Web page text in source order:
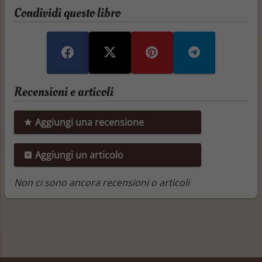
Condividi questo libro
Recensioni e articoli
Aggiungi una recensione
Aggiungi un articolo
Non ci sono ancora recensioni o articoli